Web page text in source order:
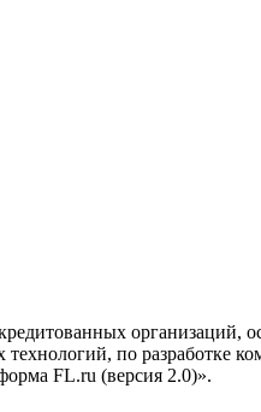
организаций,
по разработке
FL.ru (версия 2.0)».